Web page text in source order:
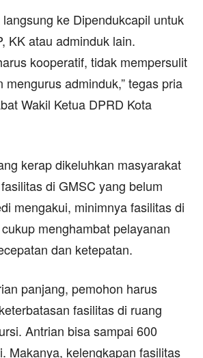
ke Dipendukcapil untuk
KK atau adminduk lain.
kooperatif, tidak mempersulit
mengurus adminduk,” tegas pria
Wakil Ketua DPRD Kota
kerap dikeluhkan masyarakat
di GMSC yang belum
mengakui, minimnya fasilitas di
menghambat pelayanan
dan ketepatan.
panjang, pemohon harus
fasilitas di ruang
Antrian bisa sampai 600
Makanya, kelengkapan fasilitas